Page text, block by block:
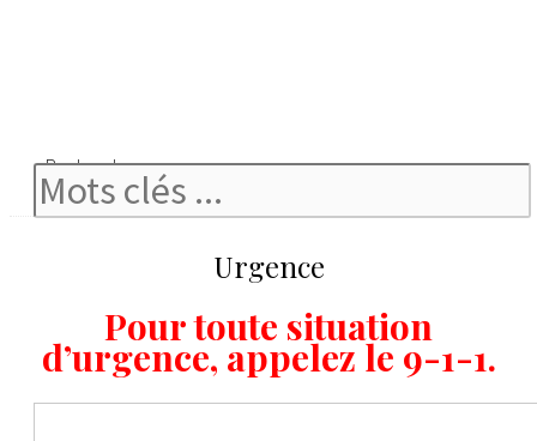
Rechercher
Urgence
Pour toute situation
d’urgence, appelez le 9-1-1.